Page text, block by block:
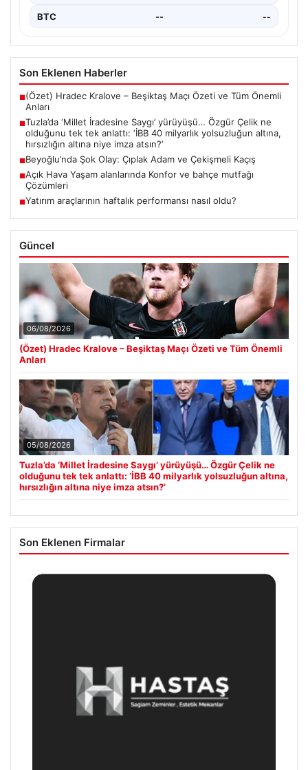
BTC -- --
Son Eklenen Haberler
■(Özet) Hradec Kralove – Beşiktaş Maçı Özeti ve Tüm Önemli
Anları
■Tuzla’da ‘Millet İradesine Saygı’ yürüyüşü… Özgür Çelik ne
olduğunu tek tek anlattı: ‘İBB 40 milyarlık yolsuzluğun altına,
hırsızlığın altına niye imza atsın?’
■Beyoğlu’nda Şok Olay: Çıplak Adam ve Çekişmeli Kaçış
■Açık Hava Yaşam alanlarında Konfor ve bahçe mutfağı
Çözümleri
■Yatırım araçlarının haftalık performansı nasıl oldu?
Güncel
06/08/2026
(Özet) Hradec Kralove – Beşiktaş Maçı Özeti ve Tüm Önemli
Anları
05/08/2026
Tuzla’da ‘Millet İradesine Saygı’ yürüyüşü… Özgür Çelik ne
olduğunu tek tek anlattı: ‘İBB 40 milyarlık yolsuzluğun altına,
hırsızlığın altına niye imza atsın?’
Son Eklenen Firmalar